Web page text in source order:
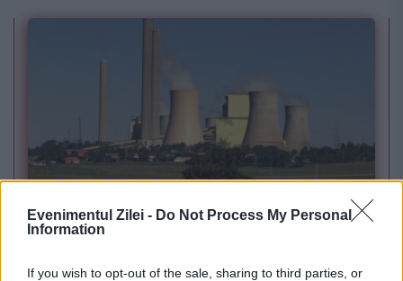
Evenimentul Zilei - Do Not Process My Personal
Information
If you wish to opt-out of the sale, sharing to third parties, or
PSD cere activarea mecanismului european
de urgență pentru energie și susține